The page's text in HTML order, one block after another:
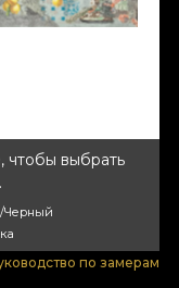
чтобы выбрать
Черный
по замерам